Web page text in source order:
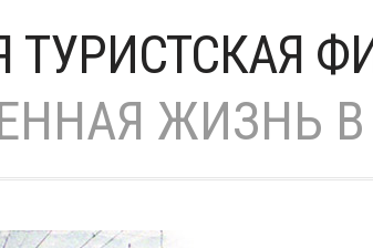
ТУРИСТСКАЯ
ЖИЗНЬ В